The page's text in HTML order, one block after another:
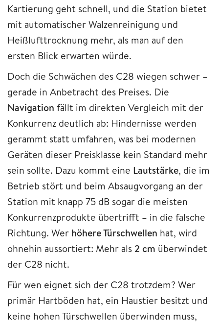
Kartierung geht schnell, und die Station bietet
mit automatischer Walzenreinigung und
Heißlufttrocknung mehr, als man auf den
ersten Blick erwarten würde.
Doch die Schwächen des C28 wiegen schwer –
gerade in Anbetracht des Preises. Die
Navigation fällt im direkten Vergleich mit der
Konkurrenz deutlich ab: Hindernisse werden
gerammt statt umfahren, was bei modernen
Geräten dieser Preisklasse kein Standard mehr
sein sollte. Dazu kommt eine Lautstärke, die im
Betrieb stört und beim Absaugvorgang an der
Station mit knapp 75 dB sogar die meisten
Konkurrenzprodukte übertrifft – in die falsche
Richtung. Wer höhere Türschwellen hat, wird
ohnehin aussortiert: Mehr als 2 cm überwindet
der C28 nicht.
Für wen eignet sich der C28 trotzdem? Wer
primär Hartböden hat, ein Haustier besitzt und
keine hohen Türschwellen überwinden muss,